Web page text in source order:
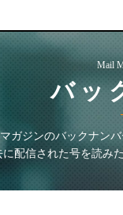
Mail
バッ
ガジンのバックナン
に配信された号を読み